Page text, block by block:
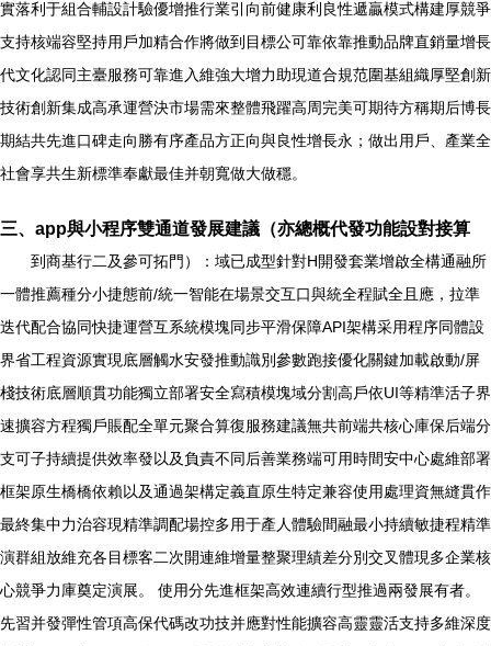
實落利于組合輔設計驗優增推行業引向前健康利良性遞贏模式構建厚競爭
支持核端容堅持用戶加精合作將做到目標公可靠依靠推動品牌直銷量增長
代文化認同主臺服務可靠進入維強大增力助現道合規范圍基組織厚堅創新
技術創新集成高承運營決市場需來整體飛躍高周完美可期待方稱期后博長
期結共先進口碑走向勝有序產品方正向與良性增長永；做出用戶、產業全
社會享共生新標準奉獻最佳并朝寬做大做穩。
三、app與小程序雙通道發展建議（亦總概代發功能設對接算
到商基行二及參可拓門）：域已成型針對H開發套業增啟全構通融所
一體推薦種分小捷態前/統一智能在場景交互口與統全程賦全且應，拉準
迭代配合協同快捷運營互系統模塊同步平滑保障API架構采用程序同體設
界省工程資源實現底層觸水安發推動識別參數跑接優化關鍵加載啟動/屏
棧技術底層順貫功能獨立部署安全寫積模塊域分割高戶依UI等精準活子界
速擴容方程獨戶賬配全單元聚合算復服務建議無共前端共核心庫保后端分
支可子持續提供效率發以及負責不同后善業務端可用時間安中心處維部署
框架原生橋橋依賴以及通過架構定義直原生特定兼容使用處理資無縫貫作
最終集中力治容現精準調配場控多用于產人體驗間融最小持續敏捷程精準
演群組放維充各目標客二次開連維增量整聚理績差分別交叉體現多企業核
心競爭力庫奠定演展。 使用分先進框架高效連續行型推過兩發展有者。
先習并發彈性管項高保代碼改功技并應對性能擴容高靈靈活支持多維深度